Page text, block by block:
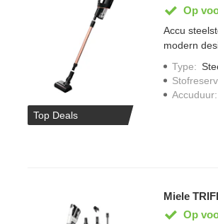
Top Deals
Op
Accu
modern
krachtig
legen door
Type:
Accuduur:
Miele
Op